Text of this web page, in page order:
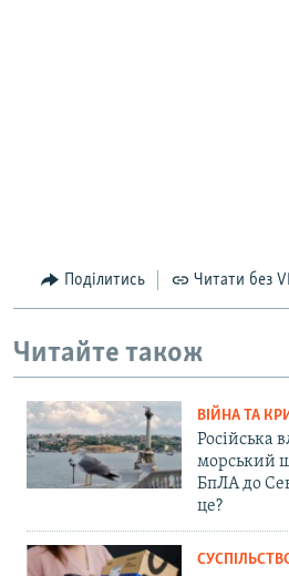
Поділитись Читати без
Читайте також
ВІЙНА ТА
Російська
морський
БпЛА до
це?